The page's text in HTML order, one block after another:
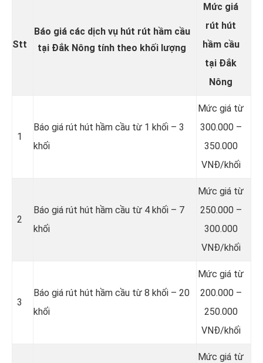
Stt
Báo giá các dịch vụ hút rút hầm cầu
tại Đắk Nông tính theo khối lượng
Mức giá
rút hút
hầm cầu
tại Đắk
Nông
1
Báo giá rút hút hầm cầu từ 1 khối – 3
khối
Mức giá từ
300.000 –
350.000
VNĐ/khối
2
Báo giá rút hút hầm cầu từ 4 khối – 7
khối
Mức giá từ
250.000 –
300.000
VNĐ/khối
3
Báo giá rút hút hầm cầu từ 8 khối – 20
khối
Mức giá từ
200.000 –
250.000
VNĐ/khối
Mức giá từ